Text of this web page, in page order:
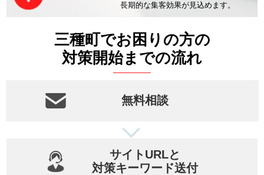
長期的な集客効果が見込めます。
三種町でお困りの方の
対策開始までの流れ
無料相談
サイトURLと
対策キーワード送付